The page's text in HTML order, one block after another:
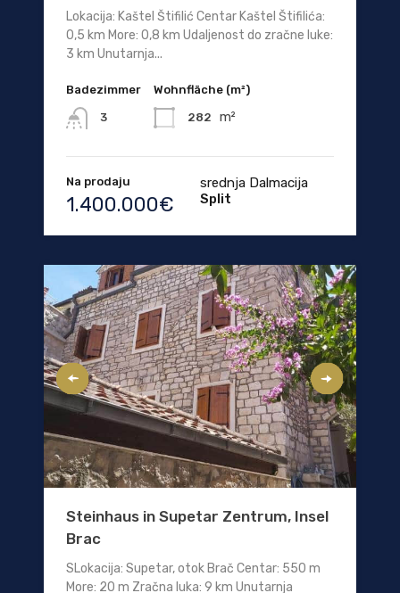
Lokacija: Kaštel Štifilić Centar Kaštel Štifilića:
0,5 km More: 0,8 km Udaljenost do zračne luke:
3 km Unutarnja...
Badezimmer
3
Wohnfläche (m²)
282 m²
Na prodaju
1.400.000€
srednja Dalmacija
Split
Steinhaus in Supetar Zentrum, Insel
Brac
SLokacija: Supetar, otok Brač Centar: 550 m
More: 20 m Zračna luka: 9 km Unutarnja